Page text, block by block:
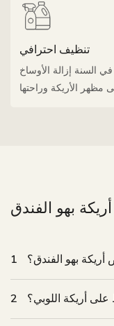
تنظيف احترافي
السنة إزالة الأوساخ
مظهر الأريكة وراحتها
1 بهو الفندق؟
2 على أريكة اللوبي؟